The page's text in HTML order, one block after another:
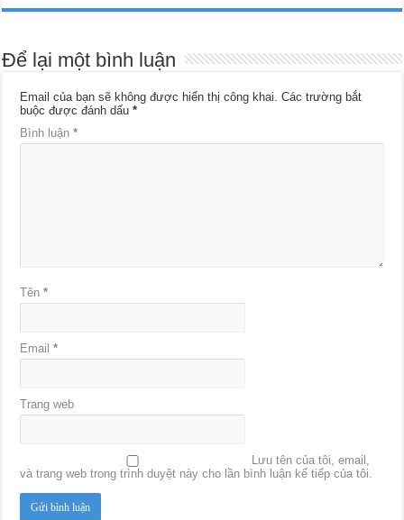
Để lại một bình luận
Email của bạn sẽ không được hiển thị công khai. Các trường bắt
buộc được đánh dấu*
Bình luận*
Tên*
Email*
Trang web
Lưu tên của tôi, email,
và trang web trong trình duyệt này cho lần bình luận kế tiếp của tôi.